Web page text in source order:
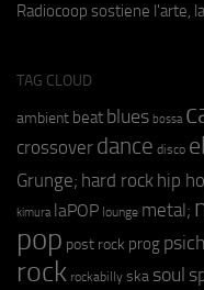
Radiocoop sostiene l'arte,
TAG CLOUD
ambient beat blues bossa
crossover dance disco
Grunge; hard rock hip
kimura laPOP lounge metal;
pop post rock prog
rock rockabilly ska soul